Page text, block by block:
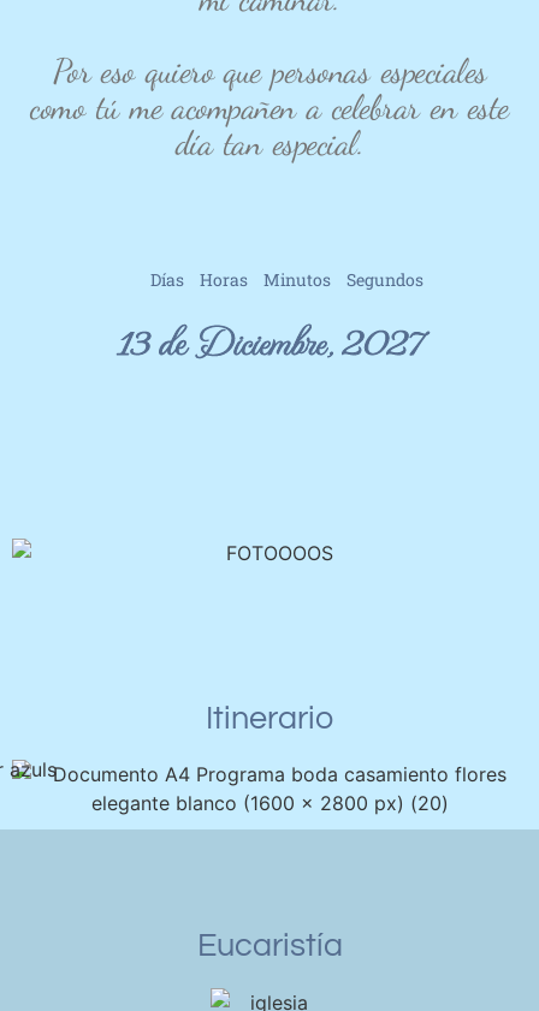
Por eso quiero que personas especiales
como tú me acompañen a celebrar en este
día tan especial.
13 de Diciembre, 2027
Días Horas Minutos Segundos
Itinerario
Eucaristía